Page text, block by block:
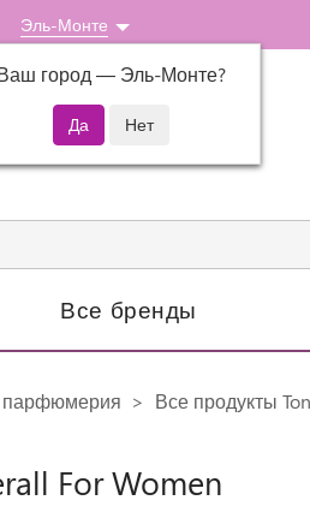
Эль-Монте
город — Эль-Монте?
Пн-Пт: 10:00-18:00
России
Все бренды
Все продукты
For Women